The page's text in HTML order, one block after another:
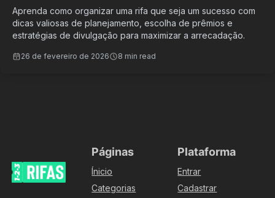
Aprenda como organizar uma rifa que seja um sucesso com
dicas valiosas de planejamento, escolha de prêmios e
estratégias de divulgação para maximizar a arrecadação.
26 de fevereiro de 2026 8 min read
Páginas
Ínicio
Categorias
Plataforma
Entrar
Cadastrar